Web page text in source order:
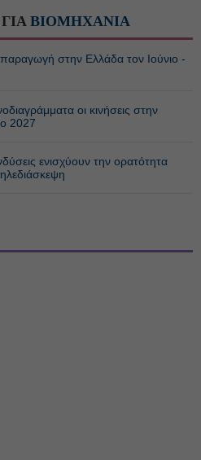
ΒΙΟΜΗΧΑΝΙΑ
στην Ελλάδα τον Ιούνιο -
οι κινήσεις στην
2027
ενισχύουν την ορατότητα